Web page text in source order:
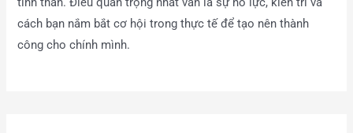
cách bạn nắm bắt cơ hội trong thực tế để tạo nên thành
công cho chính mình.